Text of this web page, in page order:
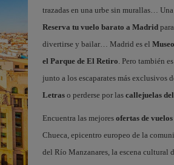
trazadas en una urbe sin murallas…
Reserva tu vuelo barato a Madrid
divertirse y bailar… Madrid es el
el Parque de El Retiro. Pero también
junto a los escaparates más exclusivos
Letraso perderse por las callejuelas
Encuentra las mejores ofertas de
Chueca, epicentro europeo de la
del Río Manzanares, la escena cultural